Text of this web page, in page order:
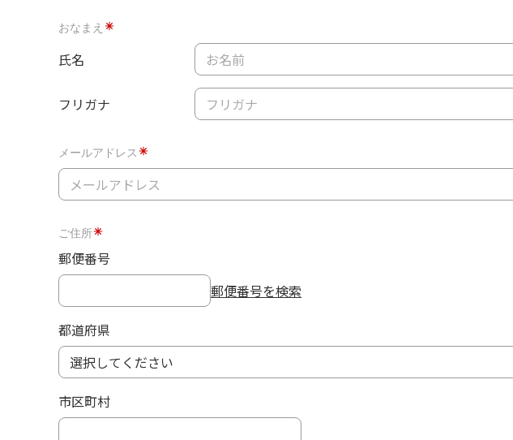
おなまえ
氏名
フリガナ
メールアドレス
ご住所
郵便番号
郵便番号を検索
都道府県
市区町村